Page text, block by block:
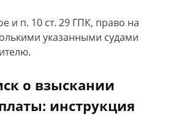
и п. 10 ст. 29 ГПК, право на
указанными судами
о взыскании
инструкция